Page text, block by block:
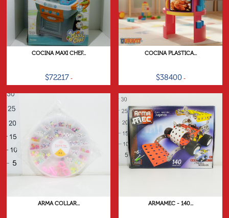
COCINA MAXI CHEF...
$72217
COCINA PLASTICA...
$38400
ARMA COLLAR... ARMAMEC - 140...